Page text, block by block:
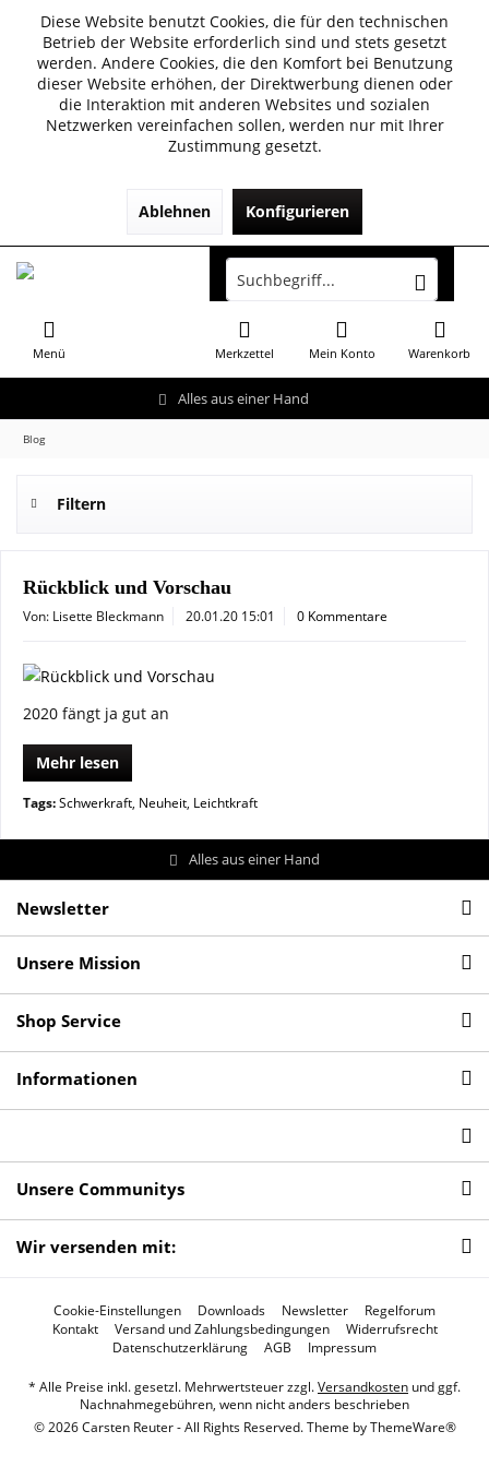
Diese Website benutzt Cookies, die für den technischen
Betrieb der Website erforderlich sind und stets gesetzt
werden. Andere Cookies, die den Komfort bei Benutzung
dieser Website erhöhen, der Direktwerbung dienen oder
die Interaktion mit anderen Websites und sozialen
Netzwerken vereinfachen sollen, werden nur mit Ihrer
Zustimmung gesetzt.
Ablehnen Konfigurieren
Alles aus einer Hand
Menü Warenkorb
Merkzettel Mein Konto
Blog
Filtern
Rückblick und Vorschau
Von: Lisette Bleckmann 20.01.20 15:01 0 Kommentare
2020 fängt ja gut an
Mehr lesen
Tags:Schwerkraft, Neuheit, Leichtkraft
Alles aus einer Hand
Newsletter
Unsere Mission
Shop Service
Informationen
Unsere Communitys
Wir versenden mit:
Cookie-Einstellungen Downloads Newsletter
Regelforum
Kontakt
Versand und Zahlungsbedingungen
Widerrufsrecht
Datenschutzerklärung
AGB Impressum
* Alle Preise inkl. gesetzl. Mehrwertsteuer zzgl.Versandkosten und ggf.
Nachnahmegebühren, wenn nicht anders beschrieben
© 2026 Carsten Reuter - All Rights Reserved. Theme byThemeWare®